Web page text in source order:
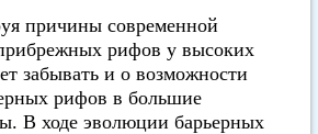
причины современной
рифов у высоких
забывать и о возможности
рифов в большие
В ходе эволюции барьерных